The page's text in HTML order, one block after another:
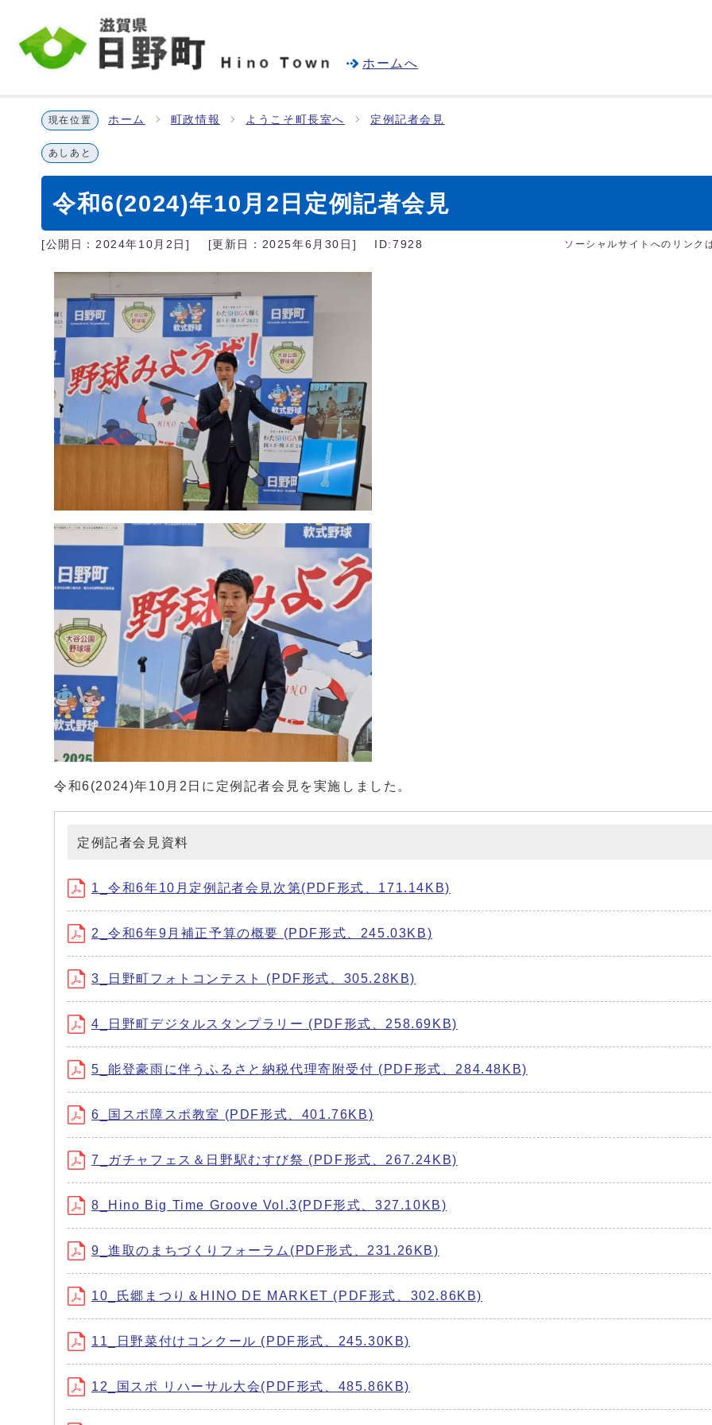
ホームへ
現在位置 ホーム 町政情報 ようこそ町長室へ 定例記者会見
あしあと
令和6(2024)年10月2日定例記者会見
[公開日： 2024年10月2日 ] [更新日： 2025年6月30日 ] ID:7928 ソーシャルサイトへのリンク
令和6(2024)年10月2日に定例記者会見を実施しました。
定例記者会見資料
1_令和6年10月定例記者会見次第(PDF形式、171.14KB)
2_令和6年9月補正予算の概要 (PDF形式、245.03KB)
3_日野町フォトコンテスト (PDF形式、305.28KB)
4_日野町デジタルスタンプラリー (PDF形式、258.69KB)
5_能登豪雨に伴うふるさと納税代理寄附受付 (PDF形式、284.48KB)
6_国スポ障スポ教室 (PDF形式、401.76KB)
7_ガチャフェス＆日野駅むすび祭 (PDF形式、267.24KB)
8_Hino Big Time Groove Vol.3(PDF形式、327.10KB)
9_進取のまちづくりフォーラム(PDF形式、231.26KB)
10_氏郷まつり＆HINO DE MARKET (PDF形式、302.86KB)
11_日野菜付けコンクール (PDF形式、245.30KB)
12_国スポ リハーサル大会(PDF形式、485.86KB)